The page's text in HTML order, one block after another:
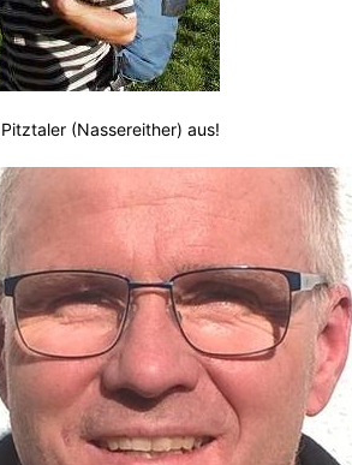
(Nassereither) aus!